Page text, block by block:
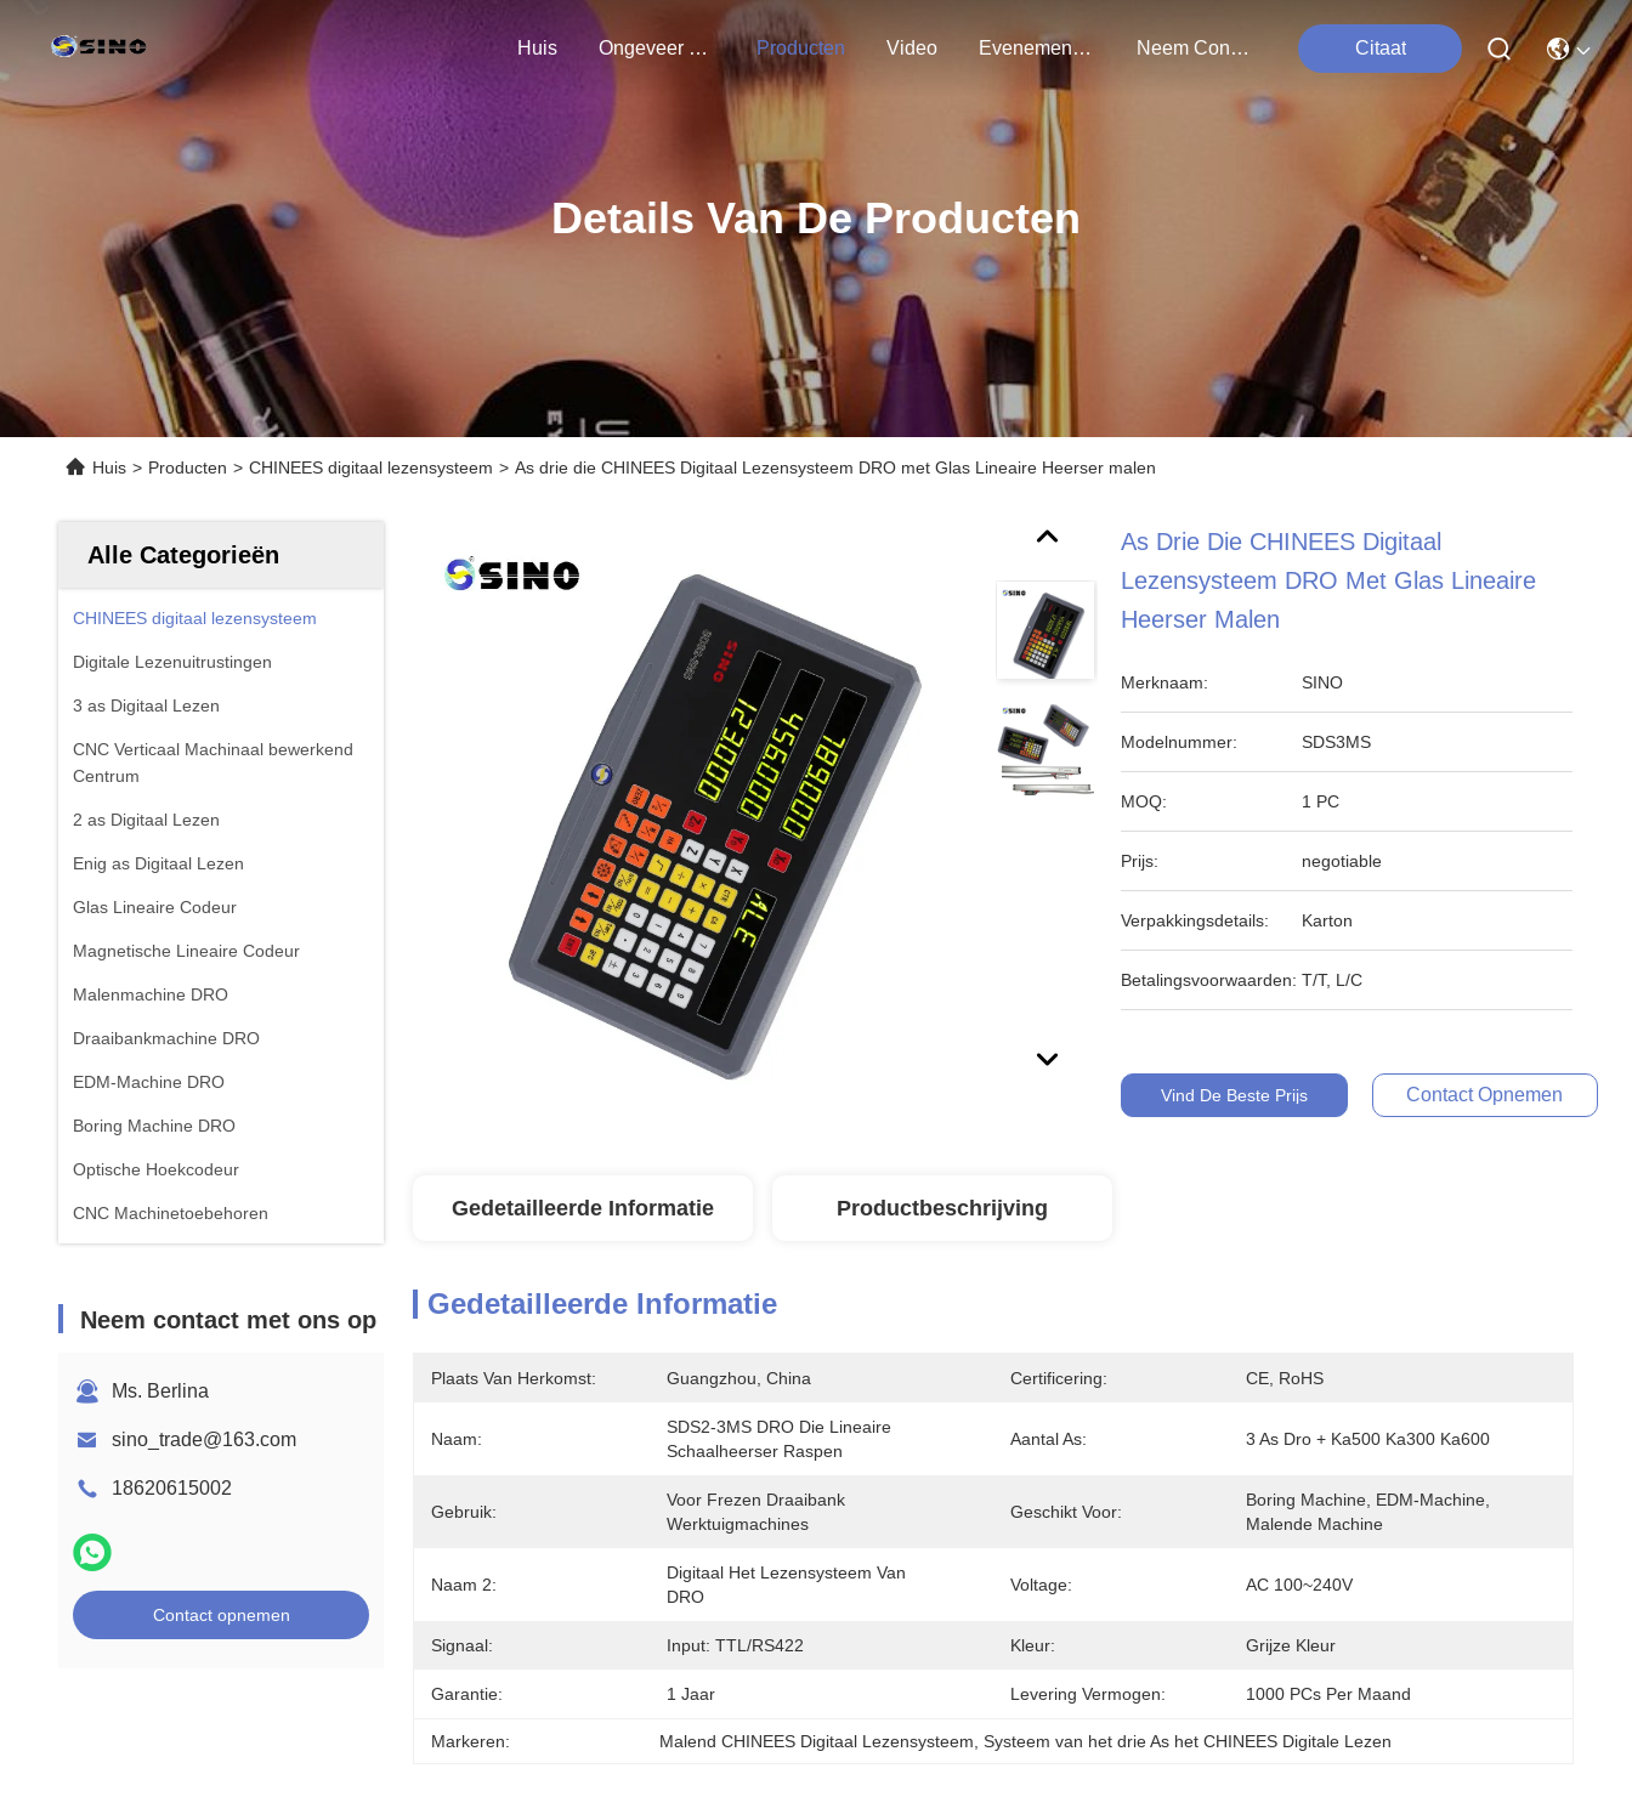
Huis Ongeveer Ons Producten Video Evenementen Neem Contact Met Ons Op Citaat
Details Van De Producten
Huis > Producten > CHINEES digitaal lezensysteem > As drie die CHINEES Digitaal Lezensysteem DRO met Glas Lineaire Heerser malen
Alle Categorieën
CHINEES digitaal lezensysteem
Digitale Lezenuitrustingen
3 as Digitaal Lezen
CNC Verticaal Machinaal bewerkend
Centrum
2 as Digitaal Lezen
Enig as Digitaal Lezen
Glas Lineaire Codeur
Magnetische Lineaire Codeur
Malenmachine DRO
Draaibankmachine DRO
EDM-Machine DRO
Boring Machine DRO
Optische Hoekcodeur
CNC Machinetoebehoren
Neem contact met ons op
Ms. Berlina
sino_trade@163.com
18620615002
Contact opnemen
As Drie Die CHINEES Digitaal
Lezensysteem DRO Met Glas Lineaire
Heerser Malen
Merknaam: SINO
Modelnummer: SDS3MS
MOQ: 1 PC
Prijs: negotiable
Verpakkingsdetails: Karton
Betalingsvoorwaarden: T/T, L/C
Vind De Beste Prijs Contact Opnemen
Gedetailleerde Informatie Productbeschrijving
Gedetailleerde Informatie
Plaats Van Herkomst: Guangzhou, China Certificering: CE, RoHS
Naam:
SDS2-3MS DRO Die Lineaire
Schaalheerser Raspen
Aantal As: 3 As Dro + Ka500 Ka300 Ka600
Gebruik:
Voor Frezen Draaibank
Werktuigmachines
Geschikt Voor:
Boring Machine, EDM-Machine,
Malende Machine
Naam 2:
Digitaal Het Lezensysteem Van
DRO
Voltage: AC 100~240V
Signaal: Input: TTL/RS422 Kleur: Grijze Kleur
Garantie: 1 Jaar Levering Vermogen: 1000 PCs Per Maand
Markeren: Malend CHINEES Digitaal Lezensysteem , Systeem van het drie As het CHINEES Digitale Lezen